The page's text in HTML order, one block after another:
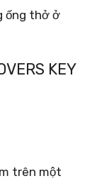
ống thở ở
KEY
trên một